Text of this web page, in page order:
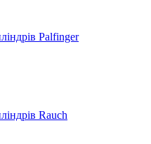
Palfinger
Rauch